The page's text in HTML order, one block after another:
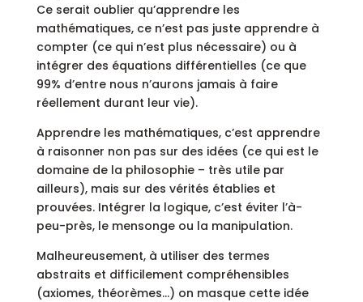
Ce serait oublier qu’apprendre les
mathématiques, ce n’est pas juste apprendre à
compter (ce qui n’est plus nécessaire) ou à
intégrer des équations différentielles (ce que
99% d’entre nous n’aurons jamais à faire
réellement durant leur vie).
Apprendre les mathématiques, c’est apprendre
à raisonner non pas sur des idées (ce qui est le
domaine de la philosophie – très utile par
ailleurs), mais sur des vérités établies et
prouvées. Intégrer la logique, c’est éviter l’à-
peu-près, le mensonge ou la manipulation.
Malheureusement, à utiliser des termes
abstraits et difficilement compréhensibles
(axiomes, théorèmes…) on masque cette idée